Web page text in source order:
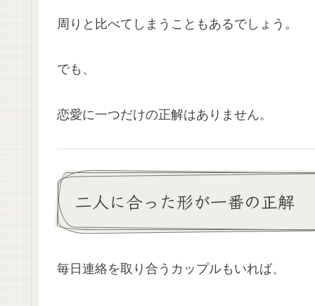
周りと比べてしまうこともあるでしょう。
でも、
恋愛に一つだけの正解はありません。
二人に合った形が一番の正解
毎日連絡を取り合うカップルもいれば、